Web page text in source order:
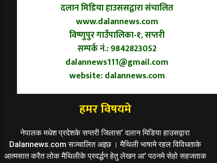
दलान मिडिया हाउससद्वारा संचालित
www.dalannews.com
विष्णुपुर गाउँपालिका-१, सप्तरी
सम्पर्क नं.: 9842823052
dalannews111@gmail.com
website: dalannews.com
हमर विषयमे
नेपालक मधेश प्रदेशके सप्तरी जिलास’ दलान मिडिया हाउसद्वारा
Dalannews.com सञ्चालित अइछ । मैथिली भाषामे रहल विविधताके
आत्मसात करैत लोक मैथिलीके प्रवर्द्धन हेतु लेखन आ’ पठनमे सेहो सहजताक